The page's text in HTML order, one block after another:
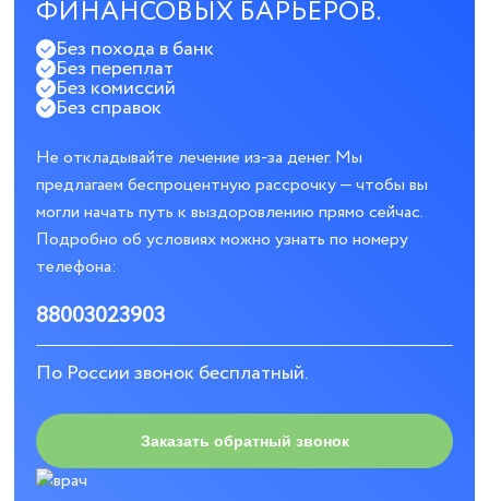
ФИНАНСОВЫХ БАРЬЕРОВ.
Без похода в банк
Без переплат
Без комиссий
Без справок
Не откладывайте лечение из-за денег. Мы
предлагаем беспроцентную рассрочку — чтобы вы
могли начать путь к выздоровлению прямо сейчас.
Подробно об условиях можно узнать по номеру
телефона:
88003023903
По России звонок бесплатный.
Заказать обратный звонок